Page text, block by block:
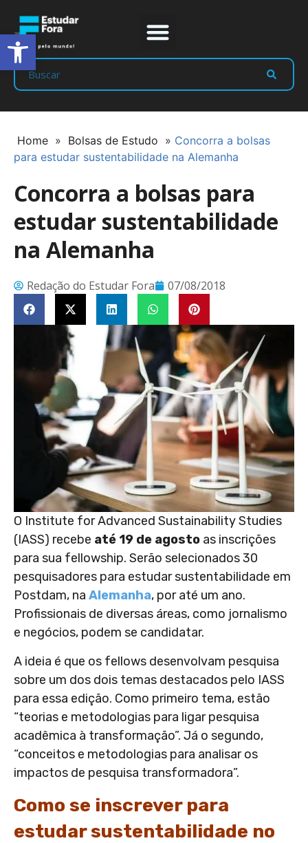
Home » Bolsas de Estudo » Concorra a bolsas
para estudar sustentabilidade na Alemanha
Concorra a bolsas para
estudar sustentabilidade
na Alemanha
Redação do Estudar Fora 07/08/2018
O Institute for Advanced Sustainability Studies
(IASS) recebe até 19 de agosto as inscrições
para sua fellowship. Serão selecionados 30
pesquisadores para estudar sustentabilidade em
Postdam, na Alemanha, por até um ano.
Profissionais de diversas áreas, como jornalismo
e negócios, podem se candidatar.
A ideia é que os fellows desenvolvam pesquisa
sobre um dos dois temas destacados pelo IASS
para essa edição. Como primeiro tema, estão
“teorias e metodologias para ligar pesquisa
acadêmica à transformação”. Já o segundo,
“conceitos e metodologias para analisar os
impactos de pesquisa transformadora”.
Como se inscrever para
estudar sustentabilidade no
Abrir a barra de ferramentas